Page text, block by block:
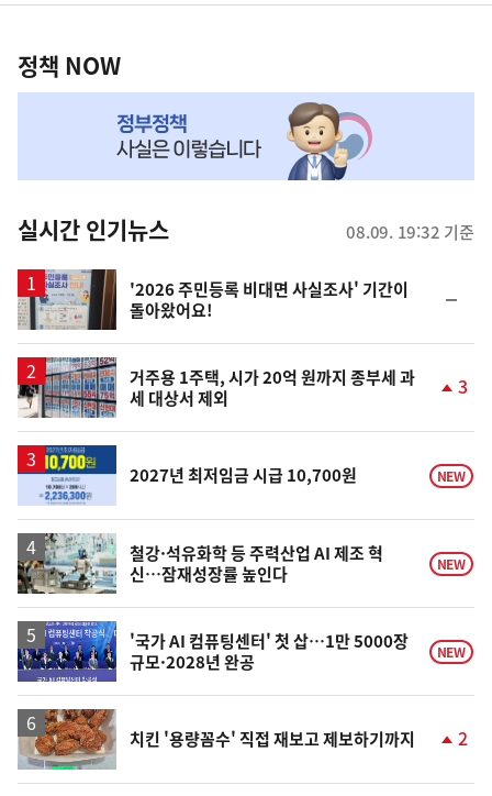
책
NOW,
뉴
스
정책 NOW
실시간 인기뉴스 08.09. 19:32 기준
'2026 주민등록 비대면 사실조사' 기간이
돌아왔어요!
일
거주용 1주택, 시가 20억 원까지 종부세 과
세 대상서 제외
승
3
2027년 최저임금 시급 10,700원 NEW
철강·석유화학 등 주력산업 AI 제조 혁
신…잠재성장률 높인다
NEW
'국가 AI 컴퓨팅센터' 첫 삽…1만 5000장
규모·2028년 완공
NEW
치킨 '용량꼼수' 직접 재보고 제보하기까지 2